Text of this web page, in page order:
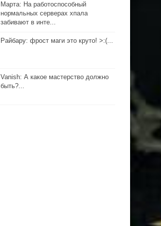
Марта: На работоспособный
нормальных серверах хпала
забивают в инте...
Райбару: фрост маги это круто! >:(...
Vanish: А какое мастерство должно
быть?...